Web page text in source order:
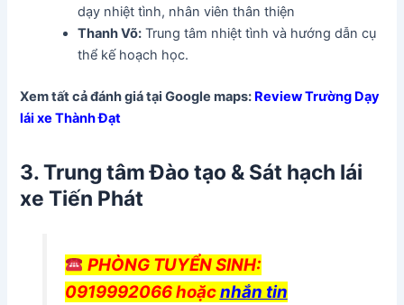
dạy nhiệt tình, nhân viên thân thiện
Thanh Võ: Trung tâm nhiệt tình và hướng dẫn cụ
thể kế hoạch học.
Xem tất cả đánh giá tại Google maps: Review Trường Dạy
lái xe Thành Đạt
3.Trung tâm Đào tạo & Sát hạch lái
xe Tiến Phát
PHÒNG TUYỂN SINH:
0919992066 hoặcnhắn tin